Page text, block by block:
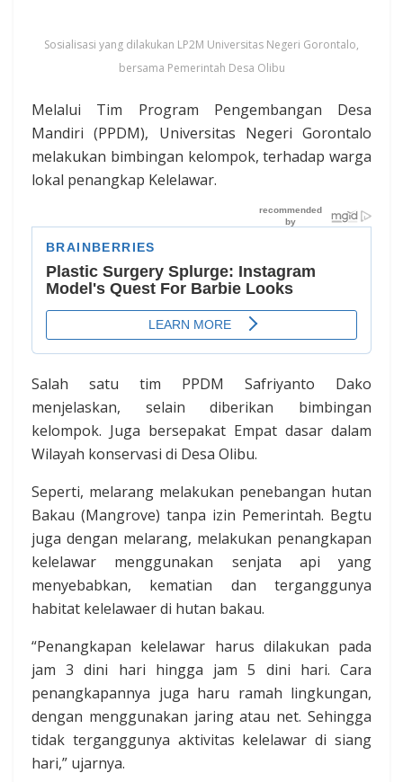
Sosialisasi yang dilakukan LP2M Universitas Negeri Gorontalo,
bersama Pemerintah Desa Olibu
Melalui Tim Program Pengembangan Desa
Mandiri (PPDM), Universitas Negeri Gorontalo
melakukan bimbingan kelompok, terhadap warga
lokal penangkap Kelelawar.
Salah satu tim PPDM Safriyanto Dako
menjelaskan, selain diberikan bimbingan
kelompok. Juga bersepakat Empat dasar dalam
Wilayah konservasi di Desa Olibu.
Seperti, melarang melakukan penebangan hutan
Bakau (Mangrove) tanpa izin Pemerintah. Begtu
juga dengan melarang, melakukan penangkapan
kelelawar menggunakan senjata api yang
menyebabkan, kematian dan terganggunya
habitat kelelawaer di hutan bakau.
“Penangkapan kelelawar harus dilakukan pada
jam 3 dini hari hingga jam 5 dini hari. Cara
penangkapannya juga haru ramah lingkungan,
dengan menggunakan jaring atau net. Sehingga
tidak terganggunya aktivitas kelelawar di siang
hari,” ujarnya.